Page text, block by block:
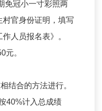
免冠小一寸彩照两
官身份证明，填写
人员报名表》。
元。
结合的方法进行。
40%计入总成绩